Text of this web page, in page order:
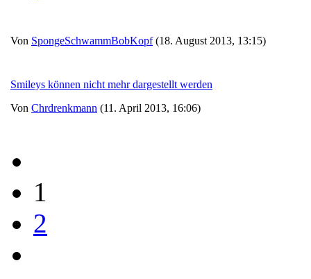
Von SpongeSchwammBobKopf(18. August 2013, 13:15)
Smileys können nicht mehr dargestellt werden
Von Chrdrenkmann (11. April 2013, 16:06)
1
2